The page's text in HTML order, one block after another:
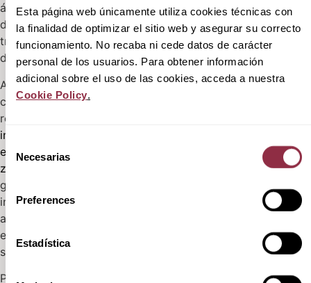
Esta página web únicamente utiliza cookies técnicas con
la finalidad de optimizar el sitio web y asegurar su correcto
funcionamiento. No recaba ni cede datos de carácter
personal de los usuarios. Para obtener información
adicional sobre el uso de las cookies, acceda a nuestra
Cookie Policy.
de
consentimiento
Necesarias
Preferences
Estadística
área ideal para familias,
debido a la seguridad y
tranquilidad que la zona
desprende.
Además, se prevé que esta
costa va a sufrir una gran
revitalización debido a la
inyección de 4 millones de
euros para obras en esta
zona
gran oportunidad para
invertir en vivienda, ya que
actualmente los precios de
estos activos inmobiliarios
son muy competitivos.
Puedes visitar